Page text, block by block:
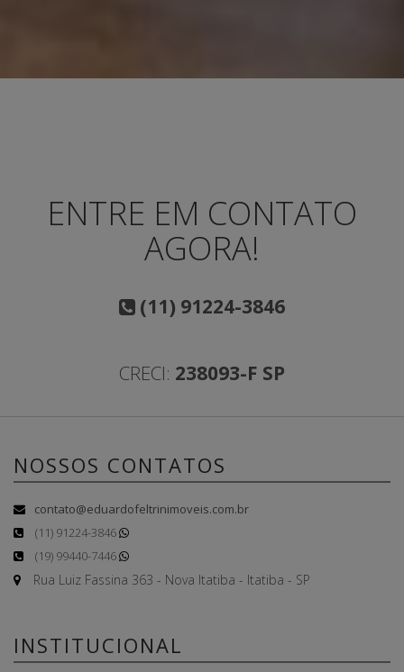
ENTRE EM CONTATO
AGORA!
(11) 91224-3846
CRECI: 238093-F SP
NOSSOS CONTATOS
contato@eduardofeltrinimoveis.com.br
(11) 91224-3846
(19) 99440-7446
Rua Luiz Fassina 363 - Nova Itatiba - Itatiba - SP
INSTITUCIONAL